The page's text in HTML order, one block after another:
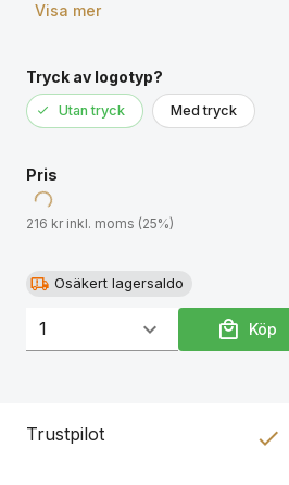
se storlekstabellen i
Visa mer
Tryck av logotyp?
Utan tryck Med tryck
Pris
216 kr inkl. moms (25%)
Osäkert lagersaldo
Köp
Trustpilot